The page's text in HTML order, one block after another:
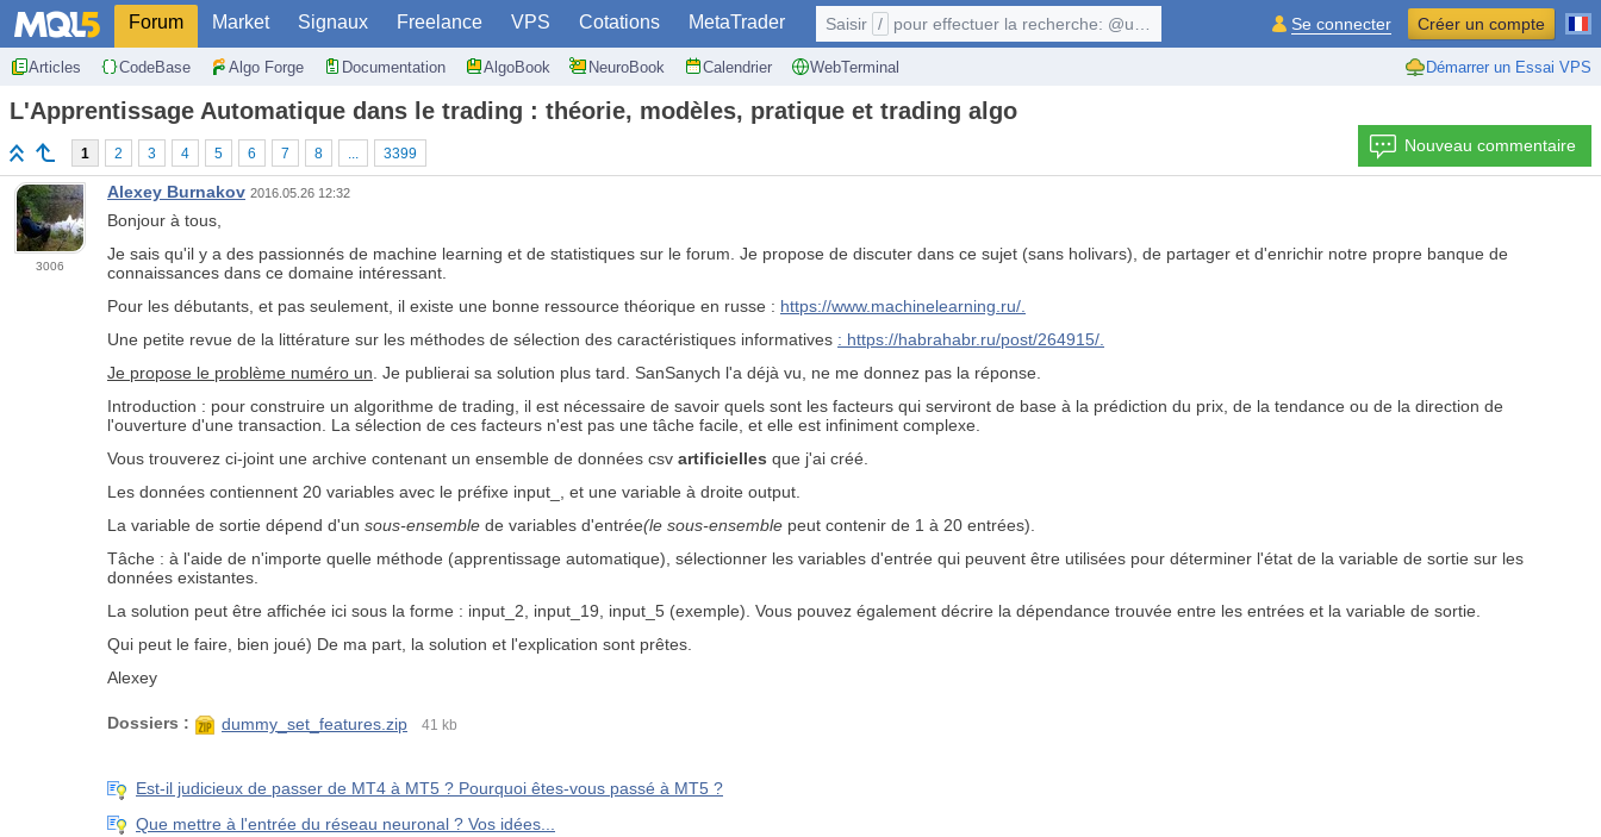
Forum Market Signaux Freelance VPS Cotations MetaTrader
Articles CodeBase Algo Forge Documentation AlgoBook NeuroBook Calendrier WebTerminal Démarrer un Essai VPS
Saisir / pour effectuer la recherche: @user, $symbol, ... Se connecter Créer un compte
L'Apprentissage Automatique dans le trading : théorie, modèles, pratique et trading algo
1 2 3 4 5 6 7 8 ... 3399 Nouveau commentaire
3006
Alexey Burnakov 2016.05.26 12:32
Bonjour à tous,
Je sais qu'il y a des passionnés de machine learning et de statistiques sur le forum. Je propose de discuter dans ce sujet (sans holivars), de partager et d'enrichir notre propre banque de
connaissances dans ce domaine intéressant.
Pour les débutants, et pas seulement, il existe une bonne ressource théorique en russe : https://www.machinelearning.ru/.
Une petite revue de la littérature sur les méthodes de sélection des caractéristiques informatives : https://habrahabr.ru/post/264915/.
Je propose le problème numéro un. Je publierai sa solution plus tard. SanSanych l'a déjà vu, ne me donnez pas la réponse.
Introduction : pour construire un algorithme de trading, il est nécessaire de savoir quels sont les facteurs qui serviront de base à la prédiction du prix, de la tendance ou de la direction de
l'ouverture d'une transaction. La sélection de ces facteurs n'est pas une tâche facile, et elle est infiniment complexe.
Vous trouverez ci-joint une archive contenant un ensemble de données csv artificielles que j'ai créé.
Les données contiennent 20 variables avec le préfixe input_, et une variable à droite output.
La variable de sortie dépend d'un sous-ensemble de variables d'entrée(le sous-ensemble peut contenir de 1 à 20 entrées).
Tâche : à l'aide de n'importe quelle méthode (apprentissage automatique), sélectionner les variables d'entrée qui peuvent être utilisées pour déterminer l'état de la variable de sortie sur les
données existantes.
La solution peut être affichée ici sous la forme : input_2, input_19, input_5 (exemple). Vous pouvez également décrire la dépendance trouvée entre les entrées et la variable de sortie.
Qui peut le faire, bien joué) De ma part, la solution et l'explication sont prêtes.
Alexey
Dossiers : dummy_set_features.zip 41 kb
Est-il judicieux de passer de MT4 à MT5 ? Pourquoi êtes-vous passé à MT5 ?
Que mettre à l'entrée du réseau neuronal ? Vos idées...